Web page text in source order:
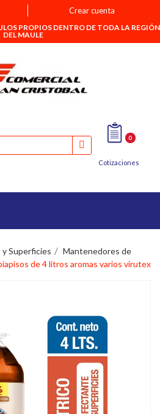
Crear cuenta
PROPIOS DENTRO DE TODA LA REGIÓN
DEL MAULE
0
Cotizaciones
y Superficies
Mantenedores de
de 4 litros aromas varios virutex